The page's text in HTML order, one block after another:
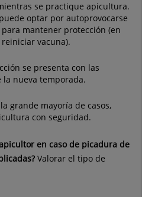
se practique apicultura.
optar por autoprovocarse
mantener protección (en
vacuna).
se presenta con las
nueva temporada.
grande mayoría de casos,
con seguridad.
en caso de picadura de
Valorar el tipo de